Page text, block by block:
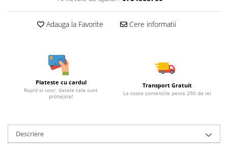
Adauga la Favorite Cere informatii
Plateste cu cardul
Rapid si usor, datele tale sunt
protejate!
Transport Gratuit
La toate comenzile peste 290 de lei
Descriere